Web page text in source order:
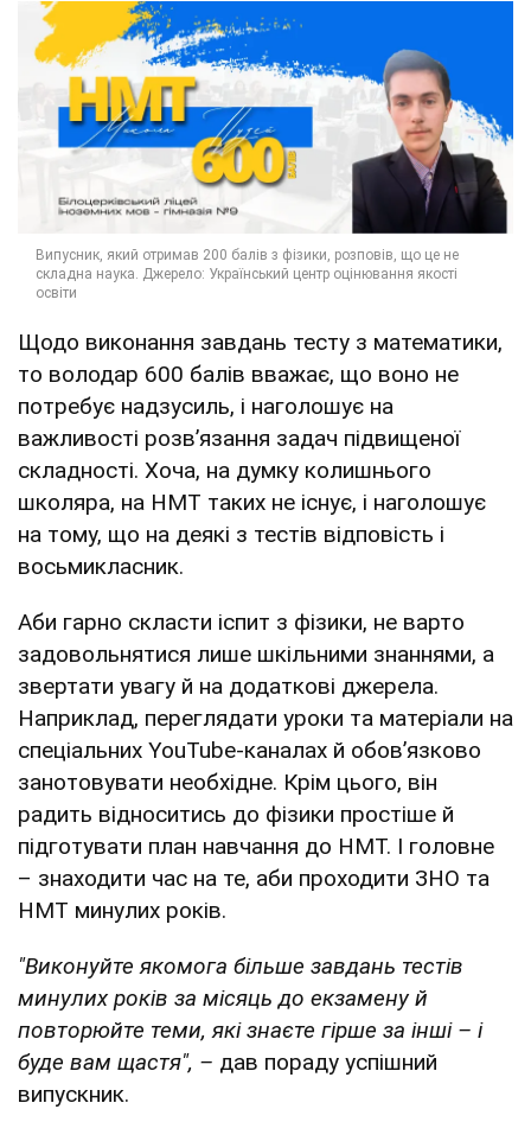
Щодо виконання завдань тесту з математики,
то володар 600 балів вважає, що воно не
потребує надзусиль, і наголошує на
важливості розвʼязання задач підвищеної
складності. Хоча, на думку колишнього
школяра, на НМТ таких не існує, і наголошує
на тому, що на деякі з тестів відповість і
восьмикласник.
Аби гарно скласти іспит з фізики, не варто
задовольнятися лише шкільними знаннями, а
звертати увагу й на додаткові джерела.
Наприклад, переглядати уроки та матеріали на
спеціальних YouTube-каналах й обовʼязково
занотовувати необхідне. Крім цього, він
радить відноситись до фізики простіше й
підготувати план навчання до НМТ. І головне
– знаходити час на те, аби проходити ЗНО та
НМТ минулих років.
"Виконуйте якомога більше завдань тестів
минулих років за місяць до екзамену й
повторюйте теми, які знаєте гірше за інші – і
буде вам щастя", – дав пораду успішний
випускник.